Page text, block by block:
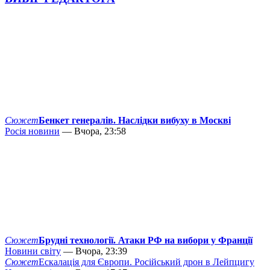
СюжетБенкет генералів. Наслідки вибуху в Москві
Росія новини — Вчора, 23:58
СюжетБрудні технології. Атаки РФ на вибори у Франції
Новини світу — Вчора, 23:39
СюжетЕскалація для Європи. Російський дрон в Лейпцигу